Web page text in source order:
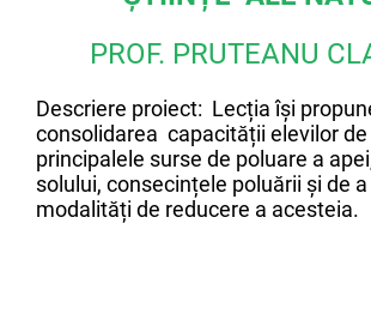
PROF. PRUTEANU
Descriere proiect: Lecția își
consolidarea capacității elevilor
principalele surse de poluare a
solului, consecințele poluării și de
modalități de reducere a acesteia.